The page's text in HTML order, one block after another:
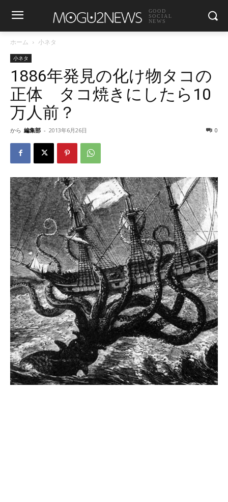
GOOD
SOCIAL
NEWS
ホーム 小ネタ
小ネタ
1886年発見の化け物タコの
正体 タコ焼きにしたら10
万人前？
から 編集部 - 2013年6月26日 0